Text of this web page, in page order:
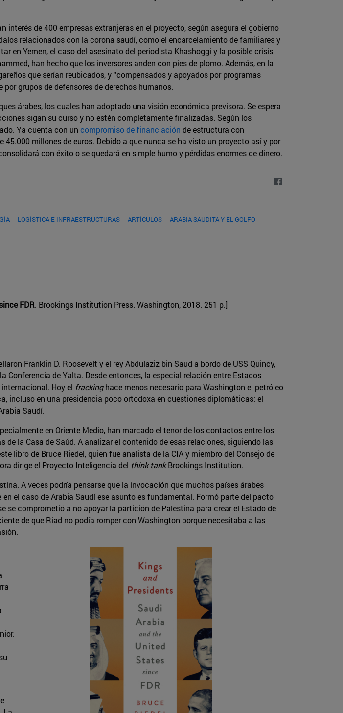
de 400 empresas extranjeras en el proyecto, según asegura el gobierno
relacionados con la corona saudí, como el encarcelamiento de familiares y
en Yemen, el caso del asesinato del periodista Khashoggi y la posible crisis
han hecho que los inversores anden con pies de plomo. Además, en la
que serían reubicados, y “compensados y apoyados por programas
grupos de defensores de derechos humanos.
árabes, los cuales han adoptado una visión económica previsora. Se espera
sigan su curso y no estén completamente finalizadas. Según los
Ya cuenta con un compromiso de financiación de estructura con
millones de euros. Debido a que nunca se ha visto un proyecto así y por
con éxito o se quedará en simple humo y pérdidas enormes de dinero.
LOGÍSTICA E INFRAESTRUCTURAS ARTÍCULOS
ARABIA SAUDITA Y EL GOLFO
FDR. Brookings Institution Press. Washington, 2018. 251 p.]
Franklin D. Roosevelt y el rey Abdulaziz bin Saud a bordo de USS Quincy,
Conferencia de Yalta. Desde entonces, la especial relación entre Estados
Hoy el frackinghace menos necesario para Washington el petróleo
incluso en una presidencia poco ortodoxa en cuestiones diplomáticas: el
Saudí.
en Oriente Medio, han marcado el tenor de los contactos entre los
la Casa de Saúd. A analizar el contenido de esas relaciones, siguiendo las
libro de Bruce Riedel, quien fue analista de la CIA y miembro del Consejo de
dirige el Proyecto Inteligencia del think tankBrookings Institution.
A veces podría pensarse que la invocación que muchos países árabes
el caso de Arabia Saudí ese asunto es fundamental. Formó parte del pacto
se comprometió a no apoyar la partición de Palestina para crear el Estado de
de que Riad no podía romper con Washington porque necesitaba a las